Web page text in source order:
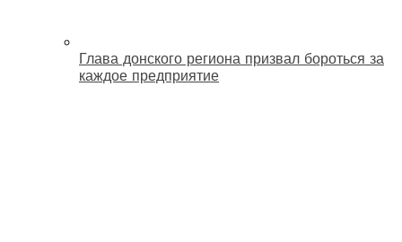
Глава донского региона призвал бороться за
каждое предприятие